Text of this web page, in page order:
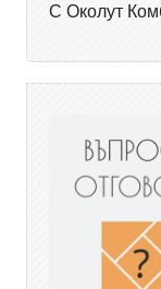
С Околут